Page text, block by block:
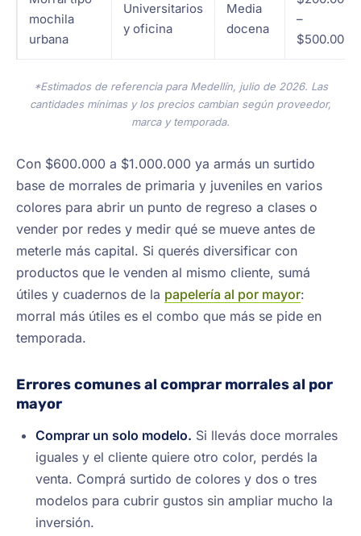
mochila
urbana
Universitarios
y oficina
Media
docena
–
$500.000
*Estimados de referencia para Medellín, julio de 2026. Las
cantidades mínimas y los precios cambian según proveedor,
marca y temporada.
Con $600.000 a $1.000.000 ya armás un surtido
base de morrales de primaria y juveniles en varios
colores para abrir un punto de regreso a clases o
vender por redes y medir qué se mueve antes de
meterle más capital. Si querés diversificar con
productos que le venden al mismo cliente, sumá
útiles y cuadernos de la papelería al por mayor:
morral más útiles es el combo que más se pide en
temporada.
Errores comunes al comprar morrales al por
mayor
Comprar un solo modelo. Si llevás doce morrales
iguales y el cliente quiere otro color, perdés la
venta. Comprá surtido de colores y dos o tres
modelos para cubrir gustos sin ampliar mucho la
inversión.